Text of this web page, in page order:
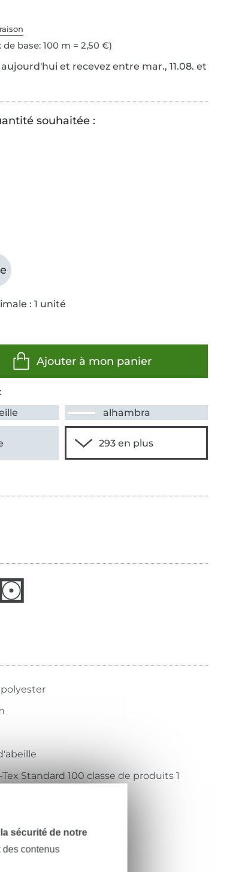
de base: 100 m = 2,50 €)
et recevez entre mar., 11.08. et
souhaitée :
: 1 unité
Ajouter à mon panier
alhambra
polyester
Standard 100 classe de produits 1
sécurité de notre
des contenus